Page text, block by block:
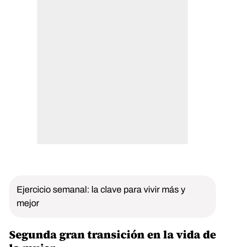
Ejercicio semanal: la clave para vivir más y
mejor
Segunda gran transición en la vida de